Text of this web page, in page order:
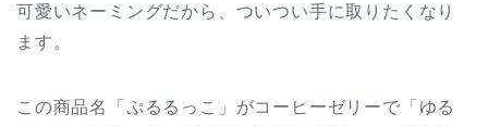
可愛いネーミングだから、ついつい手に取りたくなり
ます。
この商品名「ぷるるっこ」がコーヒーゼリーで「ゆる